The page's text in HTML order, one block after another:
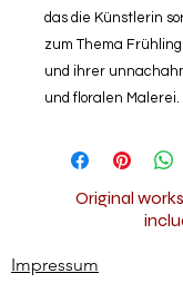
das die Künstlerin
zum Thema
und ihrer
und floralen Malerei.
Original
Impressum